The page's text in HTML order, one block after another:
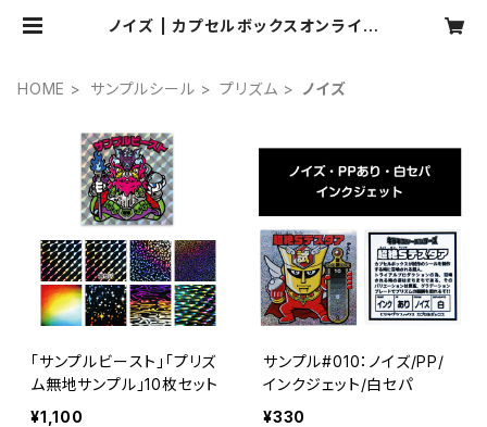
ノイズ | カプセルボックスオンライン
HOME サンプルシール プリズム ノイズ
「サンプルビースト」「プリズ
ム無地サンプル」10枚セット
¥1,100
サンプル#010：ノイズ/PP/
インクジェット/白セパ
¥330